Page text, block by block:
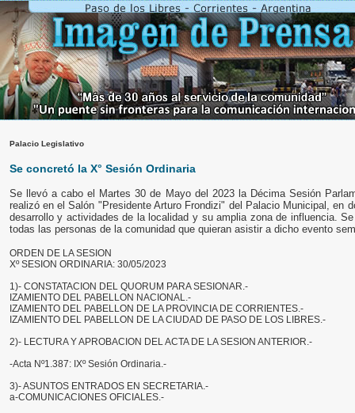
Palacio Legislativo
Se concretó la X° Sesión Ordinaria
Se llevó a cabo el Martes 30 de Mayo del 2023 la Décima Sesión
realizó en el Salón "Presidente Arturo Frondizi" del Palacio Municipal, en
desarrollo y actividades de la localidad y su amplia zona de influencia.
todas las personas de la comunidad que quieran asistir a dicho evento
ORDEN DE LA SESION
Xº SESION ORDINARIA: 30/05/2023
1)- CONSTATACION DEL QUORUM PARA SESIONAR.-
IZAMIENTO DEL PABELLON NACIONAL.-
IZAMIENTO DEL PABELLON DE LA PROVINCIA DE CORRIENTES.-
IZAMIENTO DEL PABELLON DE LA CIUDAD DE PASO DE LOS LIBRES.-
2)- LECTURA Y APROBACION DEL ACTA DE LA SESION ANTERIOR.-
-Acta Nº1.387: IXº Sesión Ordinaria.-
3)- ASUNTOS ENTRADOS EN SECRETARIA.-
a-COMUNICACIONES OFICIALES.-